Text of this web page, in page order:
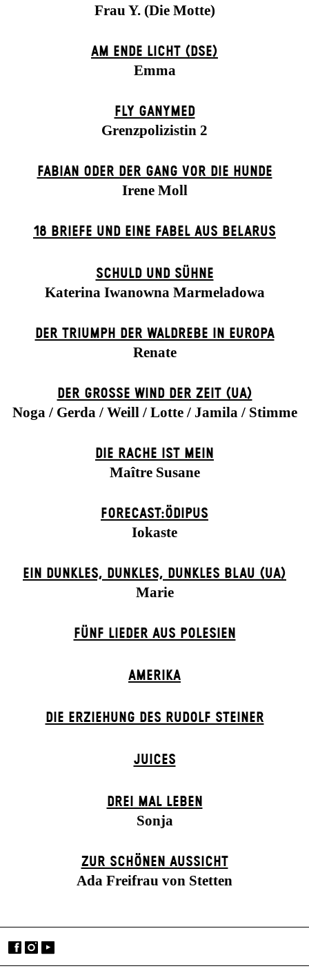
Frau Y. (Die Motte)
AM ENDE LICHT (DSE)
Emma
FLY GANYMED
Grenzpolizistin 2
FABIAN ODER DER GANG VOR DIE HUNDE
Irene Moll
18 BRIEFE UND EINE FABEL AUS BELARUS
SCHULD UND SÜHNE
Katerina Iwanowna Marmeladowa
DER TRIUMPH DER WALDREBE IN EUROPA
Renate
DER GROSSE WIND DER ZEIT (UA)
Noga / Gerda / Weill / Lotte / Jamila / Stimme
DIE RACHE IST MEIN
Maître Susane
FORECAST:ÖDIPUS
Iokaste
EIN DUNK­LES, DUNK­LES, DUNK­LES BLAU (UA)
Marie
FÜNF LIEDER AUS POLESIEN
AMERIKA
DIE ERZIEHUNG DES RUDOLF STEINER
JUICES
DREI MAL LEBEN
Sonja
ZUR SCHÖNEN AUSSICHT
Ada Freifrau von Stetten